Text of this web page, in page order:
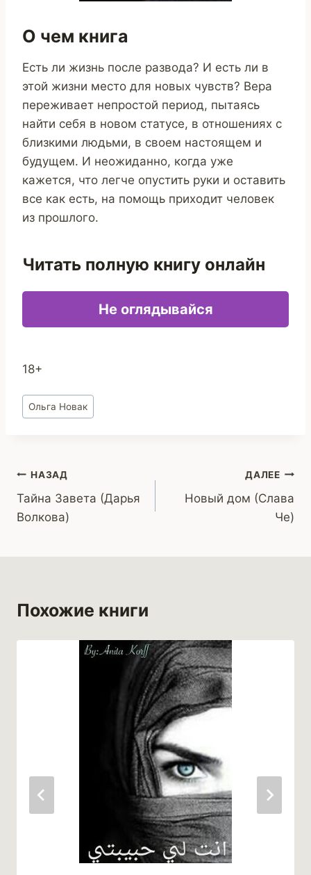
О чем книга
Есть ли жизнь после развода? И есть ли в
этой жизни место для новых чувств? Вера
переживает непростой период, пытаясь
найти себя в новом статусе, в отношениях с
близкими людьми, в своем настоящем и
будущем. И неожиданно, когда уже
кажется, что легче опустить руки и оставить
все как есть, на помощь приходит человек
из прошлого.
Читать полную книгу онлайн
Не оглядывайся
18+
Метки
записи:
Ольга Новак
Навигация
по
записям
НАЗАД
Тайна Завета (Дарья
Волковa)
ДАЛЕЕ
Новый дом (Слава
Че)
Похожие книги